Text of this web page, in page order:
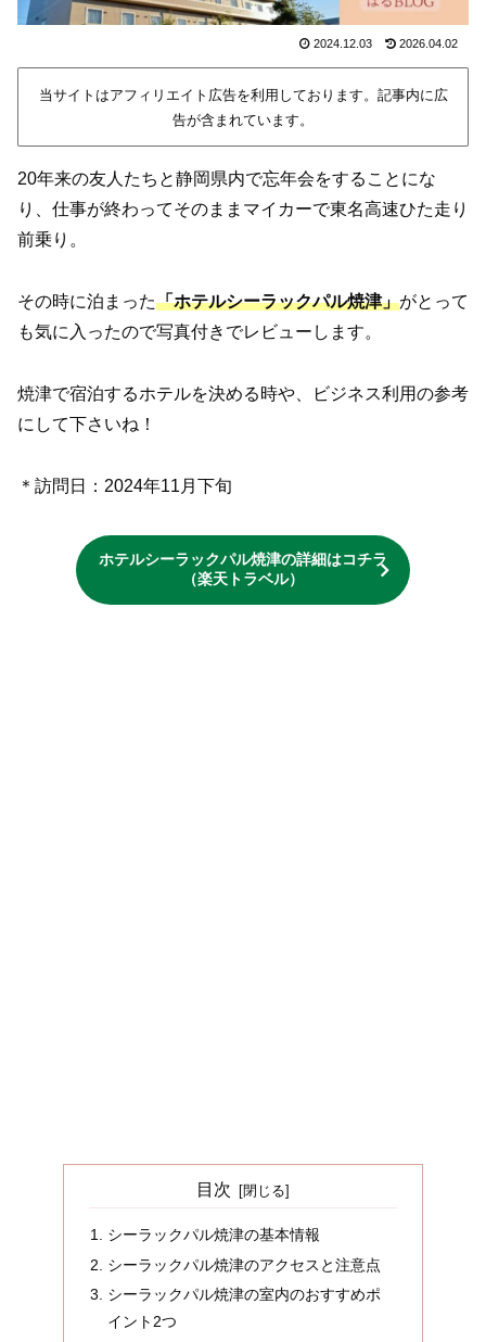
2024.12.03 2026.04.02
当サイトはアフィリエイト広告を利用しております。記事内に広
告が含まれています。
20年来の友人たちと静岡県内で忘年会をすることにな
り、仕事が終わってそのままマイカーで東名高速ひた走り
前乗り。
その時に泊まった「ホテルシーラックパル焼津」がとって
も気に入ったので写真付きでレビューします。
焼津で宿泊するホテルを決める時や、ビジネス利用の参考
にして下さいね！
＊訪問日：2024年11月下旬
ホテルシーラックパル焼津の詳細はコチラ
（楽天トラベル）
目次
シーラックパル焼津の基本情報
シーラックパル焼津のアクセスと注意点
シーラックパル焼津の室内のおすすめポ
イント2つ